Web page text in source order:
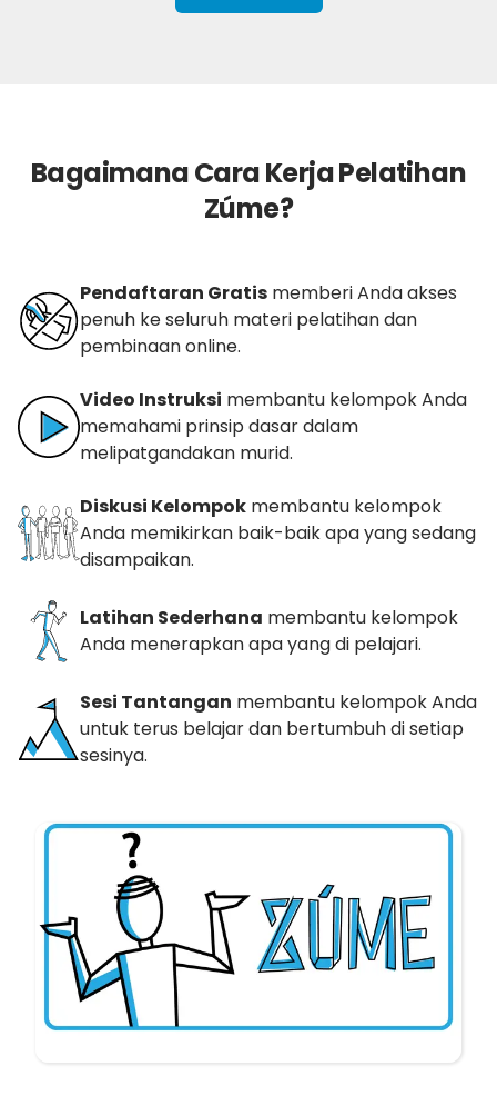
Bagaimana Cara Kerja Pelatihan
Zúme?
Pendaftaran Gratis memberi Anda akses
penuh ke seluruh materi pelatihan dan
pembinaan online.
Video Instruksi membantu kelompok Anda
memahami prinsip dasar dalam
melipatgandakan murid.
Diskusi Kelompok membantu kelompok
Anda memikirkan baik-baik apa yang sedang
disampaikan.
Latihan Sederhana membantu kelompok
Anda menerapkan apa yang di pelajari.
Sesi Tantangan membantu kelompok Anda
untuk terus belajar dan bertumbuh di setiap
sesinya.